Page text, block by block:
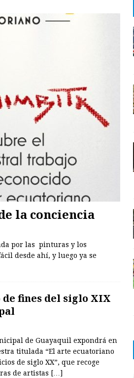
la conciencia
por las pinturas y los
desde ahí, y luego ya se
fines del siglo XIX
de Guayaquil expondrá en
titulada “El arte ecuatoriano
de siglo XX”, que recoge
de artistas […]